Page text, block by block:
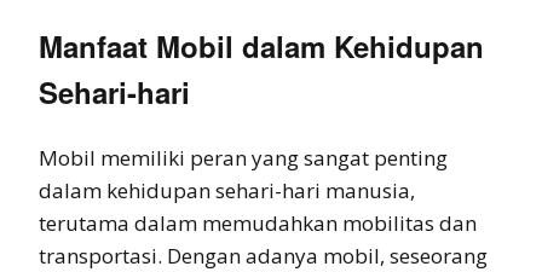
Manfaat Mobil dalam Kehidupan
Sehari-hari
Mobil memiliki peran yang sangat penting
dalam kehidupan sehari-hari manusia,
terutama dalam memudahkan mobilitas dan
transportasi. Dengan adanya mobil, seseorang